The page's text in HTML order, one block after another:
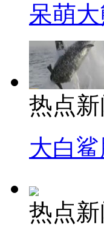
呆萌
热点新
大白
热点新